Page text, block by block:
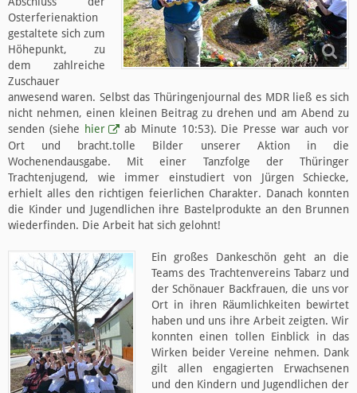
Osterferienaktion
gestaltete sich zum
Höhepunkt, zu
dem zahlreiche
Zuschauer
anwesend waren. Selbst das Thüringenjournal des MDR ließ es sich
nicht nehmen, einen kleinen Beitrag zu drehen und am Abend zu
senden (siehe hier
ab Minute 10:53). Die Presse war auch vor
Ort und bracht.tolle Bilder unserer Aktion in die
Wochenendausgabe. Mit einer Tanzfolge der Thüringer
Trachtenjugend, wie immer einstudiert von Jürgen Schiecke,
erhielt alles den richtigen feierlichen Charakter. Danach konnten
die Kinder und Jugendlichen ihre Bastelprodukte an den Brunnen
wiederfinden. Die Arbeit hat sich gelohnt!
Ein großes Dankeschön geht an die
Teams des Trachtenvereins Tabarz und
der Schönauer Backfrauen, die uns vor
Ort in ihren Räumlichkeiten bewirtet
haben und uns ihre Arbeit zeigten. Wir
konnten einen tollen Einblick in das
Wirken beider Vereine nehmen. Dank
gilt allen engagierten Erwachsenen
und den Kindern und Jugendlichen der